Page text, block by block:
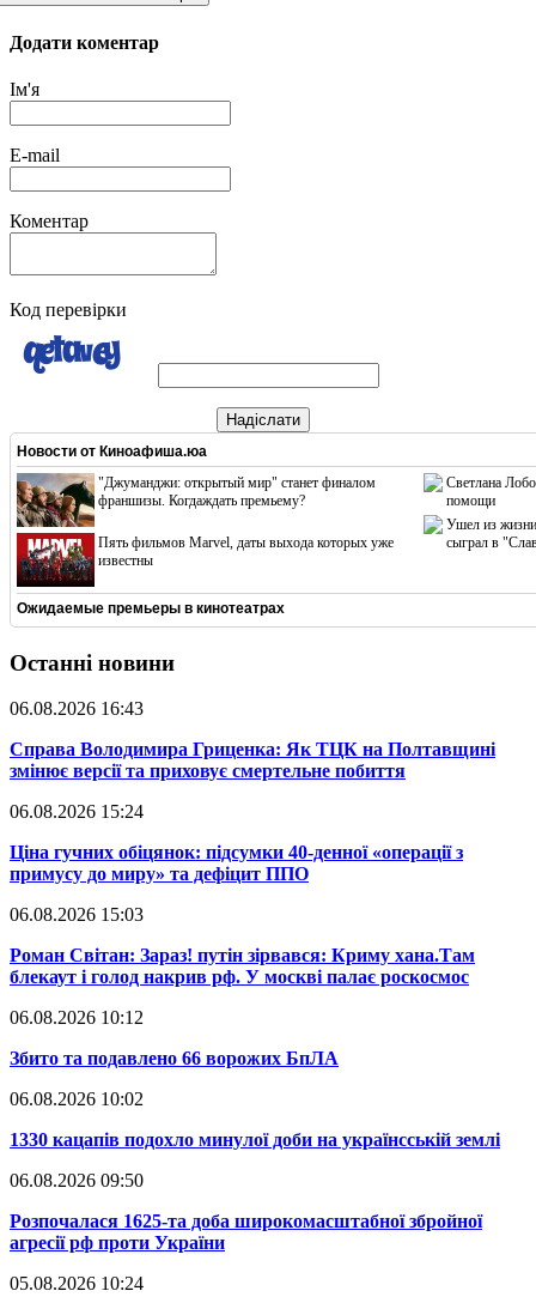
Додати коментар
Ім'я
E-mail
Коментар
Код перевірки
Надіслати
Новости от Киноафиша.юа
"Джуманджи: открытый мир" станет финалом
франшизы. Когдаждать премьему?
Пять фильмов Marvel, даты выхода которых уже
известны
Светлана
помощи
Ушел из жизни
сыграл в
Ожидаемые премьеры в кинотеатрах
Останні новини
06.08.2026 16:43
​Справа Володимира Гриценка: Як ТЦК на Полтавщині
змінює версії та приховує смертельне побиття
06.08.2026 15:24
​Ціна гучних обіцянок: підсумки 40-денної «операції з
примусу до миру» та дефіцит ППО
06.08.2026 15:03
​Роман Світан: Зараз! путін зірвався: Криму хана.Там
блекаут і голод накрив рф. У москві палає роскосмос
06.08.2026 10:12
​Збито та подавлено 66 ворожих БпЛА
06.08.2026 10:02
​1330 кацапів подохло минулої доби на українсській землі
06.08.2026 09:50
​Розпочалася 1625-та доба широкомасштабної збройної
агресії рф проти України
05.08.2026 10:24